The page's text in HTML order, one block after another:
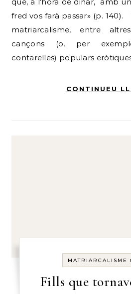
fred vos farà passar» (p.
matriarcalisme, entre
cançons (o, per
contarelles) populars
CONTINUEU
MATRIARCALISME
Fills que